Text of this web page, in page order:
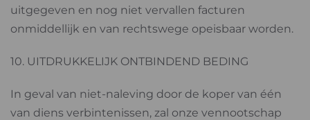
uitgegeven en nog niet vervallen facturen
onmiddellijk en van rechtswege opeisbaar worden.
10. UITDRUKKELIJK ONTBINDEND BEDING
In geval van niet-naleving door de koper van één
van diens verbintenissen, zal onze vennootschap